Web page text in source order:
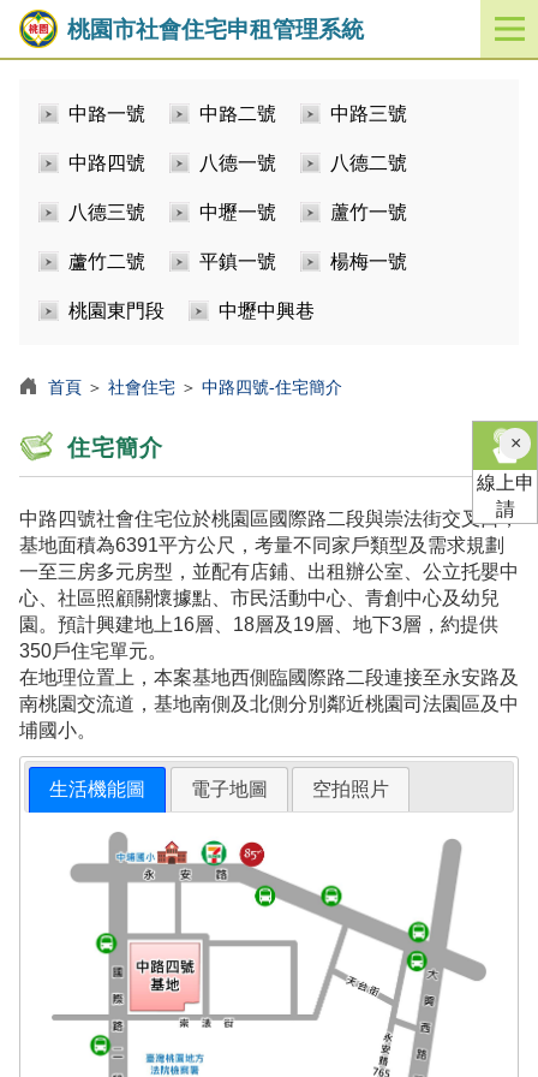
桃園市社會住宅申租管理系統
開
啟
中路一號 中路二號 中路三號
中路四號 八德一號 八德二號
八德三號 中壢一號 蘆竹一號
蘆竹二號 平鎮一號 楊梅一號
桃園東門段 中壢中興巷
首頁 ＞ 社會住宅 ＞ 中路四號-住宅簡介
住宅簡介
中路四號社會住宅位於桃園區國際路二段與崇法街交叉口，
基地面積為6391平方公尺，考量不同家戶類型及需求規劃
一至三房多元房型，並配有店鋪、出租辦公室、公立托嬰中
心、社區照顧關懷據點、市民活動中心、青創中心及幼兒
園。預計興建地上16層、18層及19層、地下3層，約提供
350戶住宅單元。
在地理位置上，本案基地西側臨國際路二段連接至永安路及
南桃園交流道，基地南側及北側分別鄰近桃園司法園區及中
埔國小。
生活機能圖 電子地圖 空拍照片
×關
閉
線上申
請